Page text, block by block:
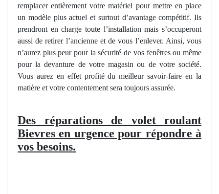
remplacer entièrement votre matériel pour mettre en place
un modèle plus actuel et surtout d’avantage compétitif. Ils
prendront en charge toute l’installation mais s’occuperont
aussi de retirer l’ancienne et de vous l’enlever. Ainsi, vous
n’aurez plus peur pour la sécurité de vos fenêtres ou même
pour la devanture de votre magasin ou de votre société.
Vous aurez en effet profité du meilleur savoir-faire en la
matière et votre contentement sera toujours assurée.
Des réparations de volet roulant
Bievres en urgence pour répondre à
vos besoins.